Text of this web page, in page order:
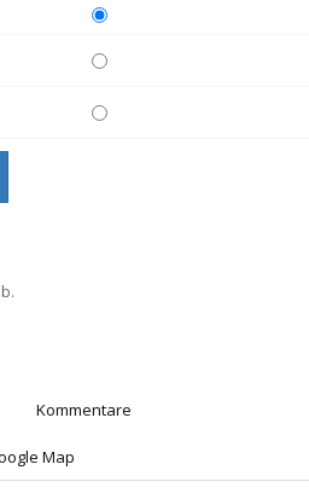
Kommentare
Map